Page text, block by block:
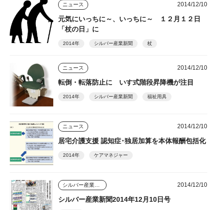
ニュース 2014/12/10
元気にいっちに～、いっちに～ １２月１２日
「杖の日」に
2014年 シルバー産業新聞 杖
ニュース 2014/12/10
転倒・転落防止に いす式階段昇降機が注目
2014年 シルバー産業新聞 福祉用具
ニュース 2014/12/10
居宅介護支援 認知症･独居加算を本体報酬包括化
2014年 ケアマネジャー
2014/12/10
シルバー産業新聞2014年12月10日号